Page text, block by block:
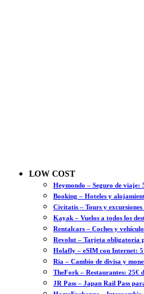
LOW COST
Heymondo – Seguro de viaje:
Booking – Hoteles y
Civitatis – Tours y excursiones
Kayak – Vuelos a todos los
Rentalcars – Coches y
Revolut – Tarjeta obligatoria
Holafly – eSIM con Internet:
Ria – Cambio de divisa y
TheFork – Restaurantes: 25€
JR Pass – Japan Rail Pass